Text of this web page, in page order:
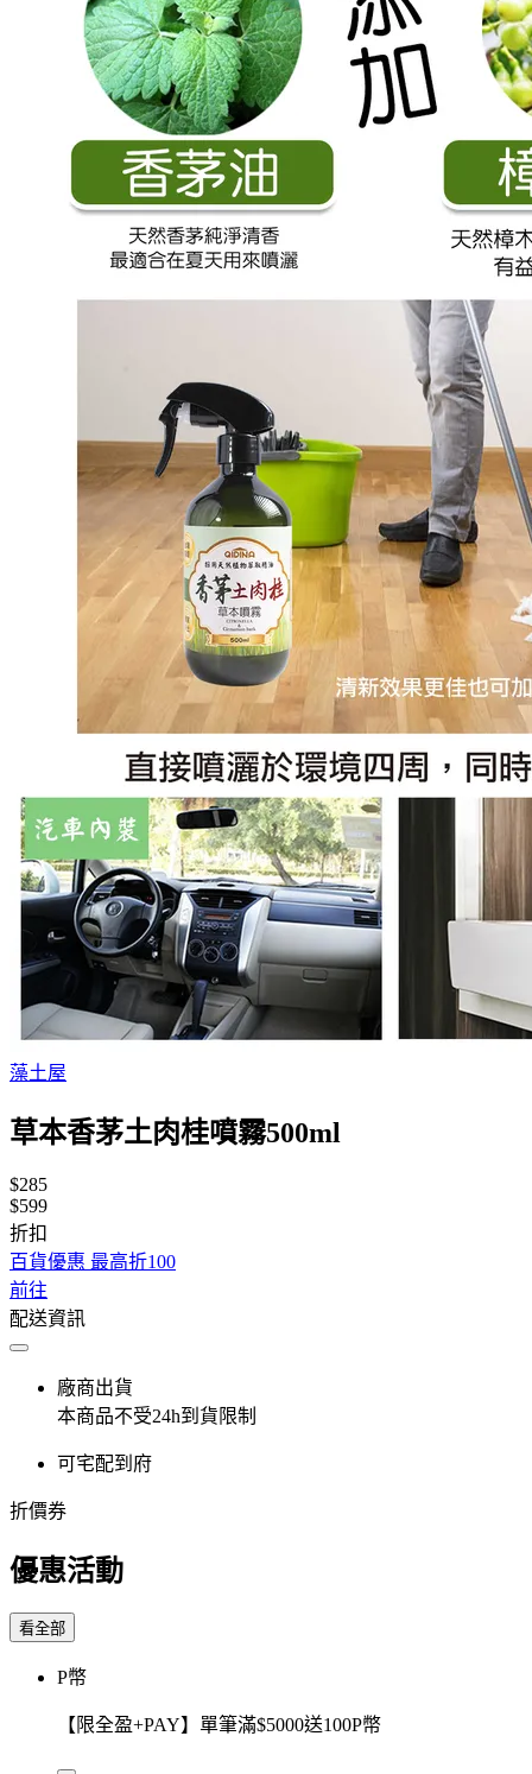
藻土屋
草本香茅土肉桂噴霧500ml
$285
$599
折扣
百貨優惠 最高折100
前往
配送資訊
廠商出貨
本商品不受24h到貨限制
可宅配到府
折價券
優惠活動
看全部
P幣
【限全盈+PAY】單筆滿$5000送100P幣